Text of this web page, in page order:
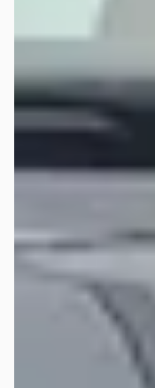
nieuwe auto. Je zou
wordt genomen
Helaas staat deze
Emmen hebben wij in
opgedaan. Daardoor
is, maar een
gesloten en er een
presenteert. Wat dit
plan waren om in de
betekenen en
Kennelijk weegt het
garantiekwestie
in de toekomst geen